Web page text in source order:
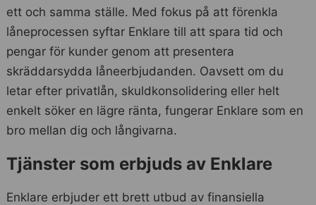
ett och samma ställe. Med fokus på att förenkla
låneprocessen syftar Enklare till att spara tid och
pengar för kunder genom att presentera
skräddarsydda låneerbjudanden. Oavsett om du
letar efter privatlån, skuldkonsolidering eller helt
enkelt söker en lägre ränta, fungerar Enklare som en
bro mellan dig och långivarna.
Tjänster som erbjuds av Enklare
Enklare erbjuder ett brett utbud av finansiella